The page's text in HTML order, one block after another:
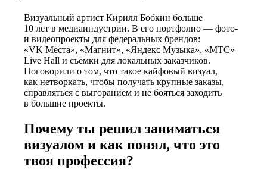
Визуальный артист Кирилл Бобкин больше
10 лет в медиаиндустрии. В его портфолио — фото-
и видеопроекты для федеральных брендов:
«VK Места», «Магнит», «Яндекс Музыка», «МТС»
Live Hall и съёмки для локальных заказчиков.
Поговорили о том, что такое кайфовый визуал,
как нетворкать, чтобы получать крупные заказы,
справляться с выгоранием и не бояться заходить
в большие проекты.
Почему ты решил заниматься
визуалом и как понял, что это
твоя профессия?